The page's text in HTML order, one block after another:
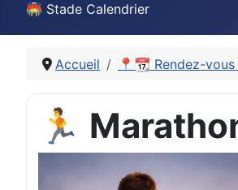
🏟️ Stade Calendrier
Accueil 📍📆 Rendez-
🏃